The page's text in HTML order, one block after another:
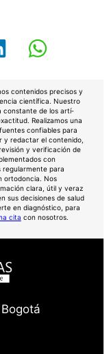
contenidos precisos y
científica. Nuestro
constante de los artí­
Realizamos una
confiables para
y redactar el contenido,
y verificación de
con
regularmente para
ortodoncia. Nos
clara, útil y veraz
sus decisiones de salud
en diagnóstico, para
cita con nosotros.